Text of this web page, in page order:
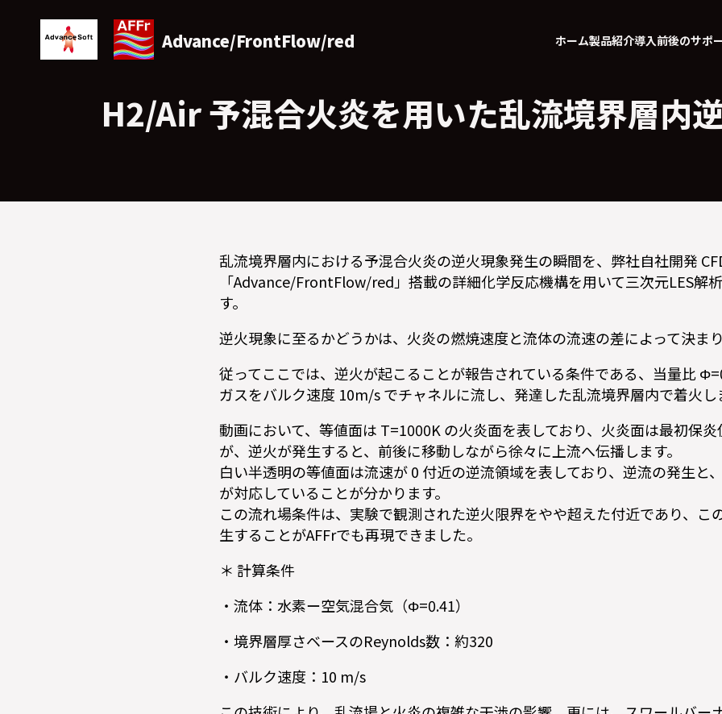
Advance/FrontFlow/red ホーム製品紹介導入前後のサポ
H2/Air 予混合火炎を用いた乱流境界層内
乱流境界層内における予混合火炎の逆火現象発生の瞬間を、弊社自社開発
「Advance/FrontFlow/red」搭載の詳細化学反応機構を用いて三次元LES解
す。
逆火現象に至るかどうかは、火炎の燃焼速度と流体の流速の差によって決ま
従ってここでは、逆火が起こることが報告されている条件である、当量比
ガスをバルク速度 10m/s でチャネルに流し、発達した乱流境界層内で着火
動画において、等値面は T=1000K の火炎面を表しており、火炎面は最初保
が、逆火が発生すると、前後に移動しながら徐々に上流へ伝播します。
白い半透明の等値面は流速が 0 付近の逆流領域を表しており、逆流の発生と
が対応していることが分かります。
この流れ場条件は、実験で観測された逆火限界をやや超えた付近であり、こ
生することがAFFrでも再現できました。
＊ 計算条件
・流体：水素ー空気混合気（Φ=0.41）
・境界層厚さベースのReynolds数：約320
・バルク速度：10 m/s